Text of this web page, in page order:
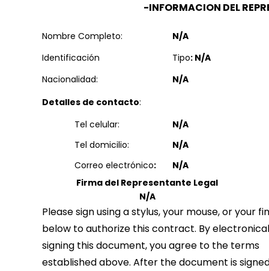
-INFORMACION DEL
Nombre Completo:
N/A
Identificación
Tipo: N/A
Nacionalidad:
N/A
Detalles de contacto:
Tel celular:
N/A
Tel domicilio:
N/A
Correo electrónico:
N/A
Firma del Representante Legal
N/A
Please sign using a stylus, your mouse, or your
below to authorize this contract. By
signing this document, you agree to the terms
established above. After the document is